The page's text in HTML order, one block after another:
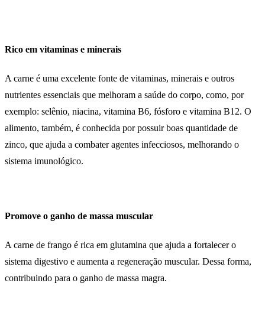
Rico em vitaminas e minerais
A carne é uma excelente fonte de vitaminas, minerais e outros
nutrientes essenciais que melhoram a saúde do corpo, como, por
exemplo: selênio, niacina, vitamina B6, fósforo e vitamina B12. O
alimento, também, é conhecida por possuir boas quantidade de
zinco, que ajuda a combater agentes infecciosos, melhorando o
sistema imunológico.
Promove o ganho de massa muscular
A carne de frango é rica em glutamina que ajuda a fortalecer o
sistema digestivo e aumenta a regeneração muscular. Dessa forma,
contribuindo para o ganho de massa magra.